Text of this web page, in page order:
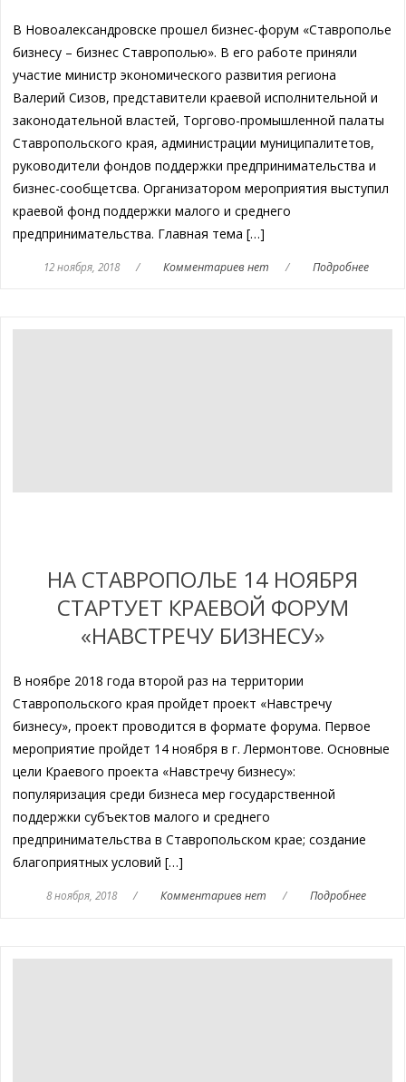
В Новоалександровске прошел бизнес-форум «Ставрополье
бизнесу – бизнес Ставрополью». В его работе приняли
участие министр экономического развития региона
Валерий Сизов, представители краевой исполнительной и
законодательной властей, Торгово-промышленной палаты
Ставропольского края, администрации муниципалитетов,
руководители фондов поддержки предпринимательства и
бизнес-сообщетсва. Организатором мероприятия выступил
краевой фонд поддержки малого и среднего
предпринимательства. Главная тема […]
12 ноября, 2018 / Комментариев нет / Подробнее
НА СТАВРОПОЛЬЕ 14 НОЯБРЯ
СТАРТУЕТ КРАЕВОЙ ФОРУМ
«НАВСТРЕЧУ БИЗНЕСУ»
В ноябре 2018 года второй раз на территории
Ставропольского края пройдет проект «Навстречу
бизнесу», проект проводится в формате форума. Первое
мероприятие пройдет 14 ноября в г. Лермонтове. Основные
цели Краевого проекта «Навстречу бизнесу»:
популяризация среди бизнеса мер государственной
поддержки субъектов малого и среднего
предпринимательства в Ставропольском крае; создание
благоприятных условий […]
8 ноября, 2018 / Комментариев нет / Подробнее